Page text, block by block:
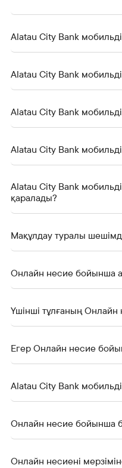
Alatau City Bank
Alatau City Bank
Alatau City Bank
Alatau
Alatau City Bank
қаралады?
Мақұлдау туралы
Онлайн несие бойынша
Үшінші тұлғаның Онлайн
Егер Онлайн несие
Alatau City Bank
Онлайн несие бойынша
Онлайн несиені